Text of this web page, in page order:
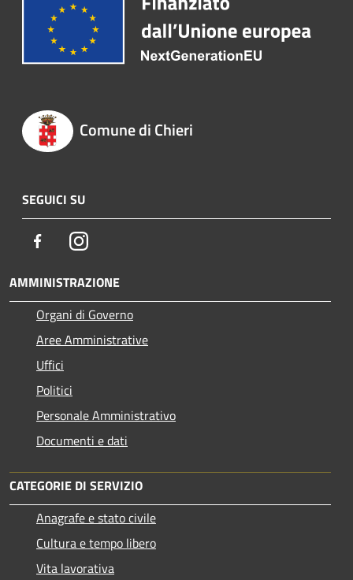
Comune di Chieri
SEGUICI SU
FacebookInstagram
AMMINISTRAZIONE
Organi di Governo
Aree Amministrative
Uffici
Politici
Personale Amministrativo
Documenti e dati
CATEGORIE DI SERVIZIO
Anagrafe e stato civile
Cultura e tempo libero
Vita lavorativa